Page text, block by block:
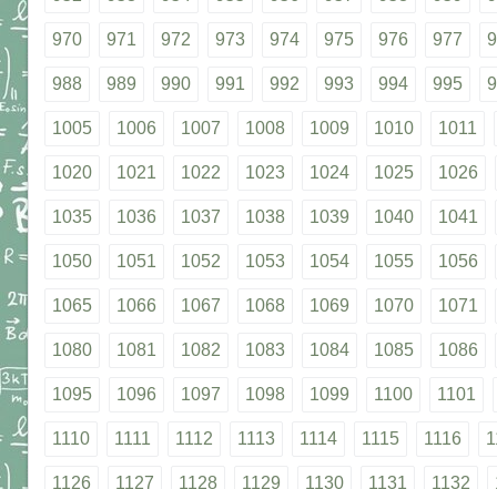
970 971 972 973 974 975 976 977
988 989 990 991 992 993 994 995
1005 1006 1007 1008 1009 1010 1011
1020 1021 1022 1023 1024 1025 1026
1035 1036 1037 1038 1039 1040 1041
1050 1051 1052 1053 1054 1055 1056
1065 1066 1067 1068 1069 1070 1071
1080 1081 1082 1083 1084 1085 1086
1095 1096 1097 1098 1099 1100 1101
1110 1111 1112 1113 1114 1115 1116
1126 1127 1128 1129 1130 1131 1132